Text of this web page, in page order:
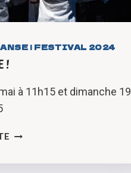
| FESTIVAL 2024
!
à 11h15 et dimanche 19
ÇA
!